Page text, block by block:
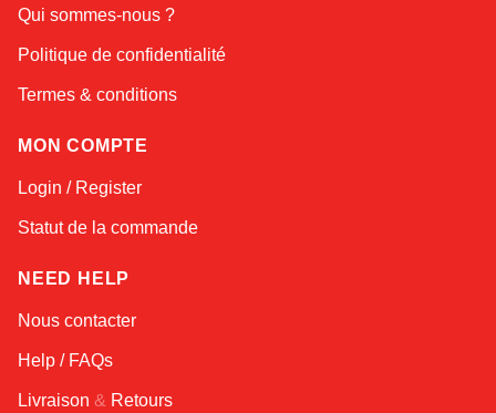
Qui sommes-nous ?
Politique de confidentialité
Termes & conditions
MON COMPTE
Login / Register
Statut de la commande
NEED HELP
Nous contacter
Help / FAQs
Livraison & Retours